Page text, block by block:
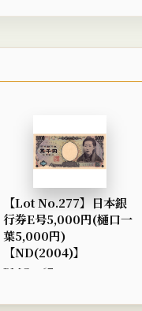
【Lot No.277】日本銀
行券E号5,000円(樋口一
葉5,000円)
【ND(2004)】
PMG - 67